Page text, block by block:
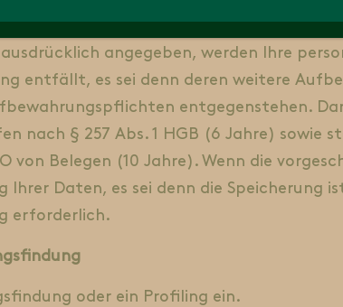
angegeben, werden Ihre
entfällt, es sei denn deren weitere
entgegenstehen.
nach § 257 Abs. 1 HGB (6 Jahre) sowie
von Belegen (10 Jahre). Wenn die
Daten, es sei denn die Speicherung
erforderlich.
oder ein Profiling ein.